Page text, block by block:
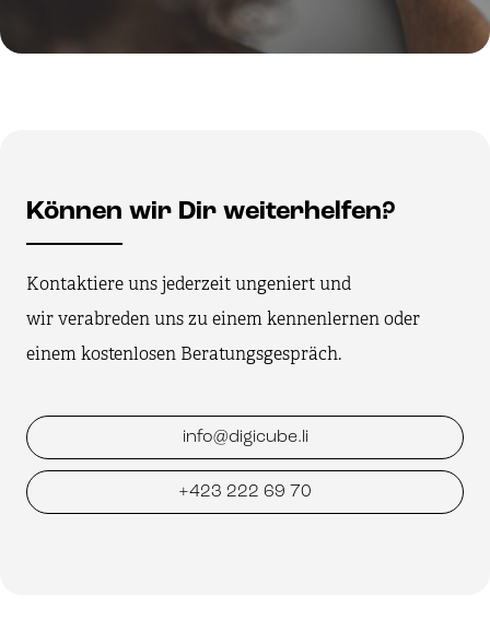
Können wir Dir weiterhelfen?
Kontaktiere uns jederzeit ungeniert und
wir verabreden uns zu einem kennenlernen oder
einem kostenlosen Beratungsgespräch.
info@digicube.li
+423 222 69 70